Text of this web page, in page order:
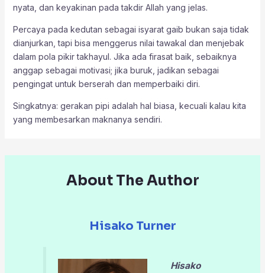
nyata, dan keyakinan pada takdir Allah yang jelas.
Percaya pada kedutan sebagai isyarat gaib bukan saja tidak
dianjurkan, tapi bisa menggerus nilai tawakal dan menjebak
dalam pola pikir takhayul. Jika ada firasat baik, sebaiknya
anggap sebagai motivasi; jika buruk, jadikan sebagai
pengingat untuk berserah dan memperbaiki diri.
Singkatnya: gerakan pipi adalah hal biasa, kecuali kalau kita
yang membesarkan maknanya sendiri.
About The Author
Hisako Turner
Hisako